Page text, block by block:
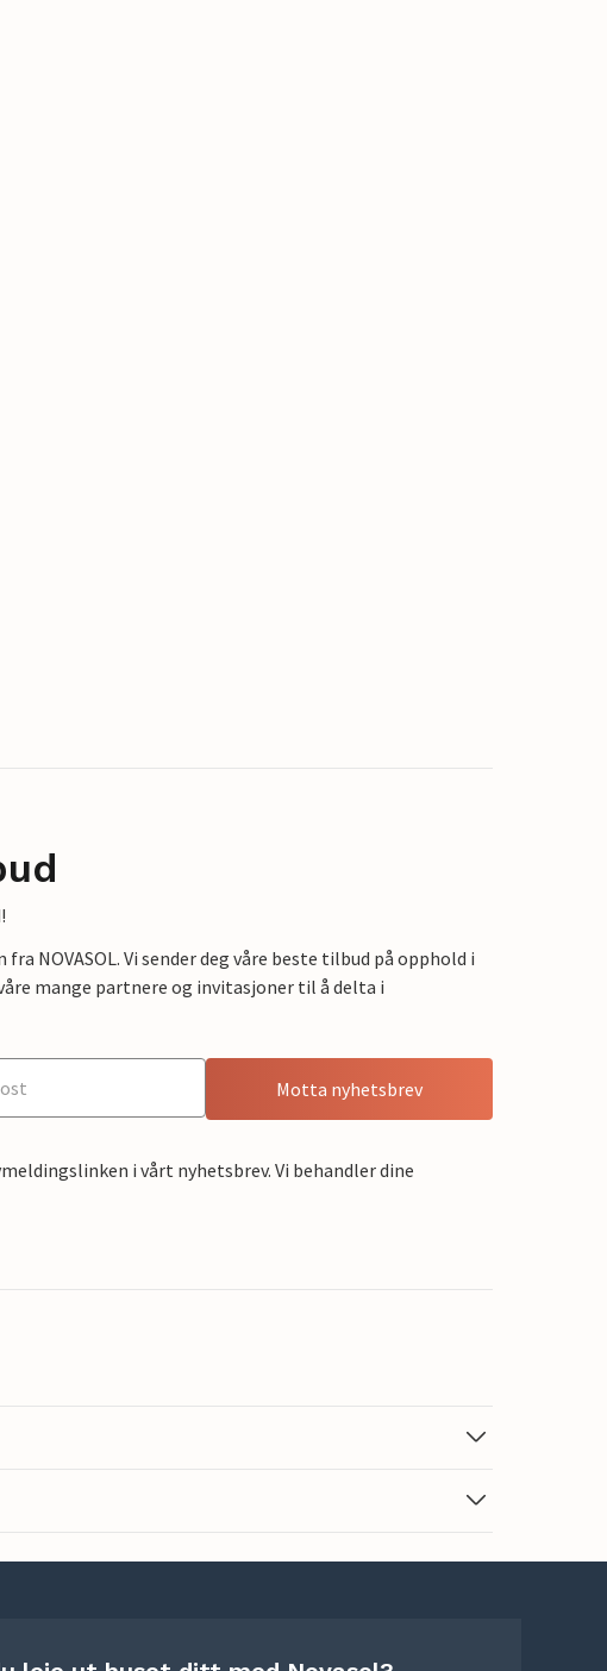
NOVASOL. Vi sender deg våre beste tilbud på opphold i
mange partnere og invitasjoner til å delta i
Motta nyhetsbrev
i vårt nyhetsbrev. Vi behandler dine